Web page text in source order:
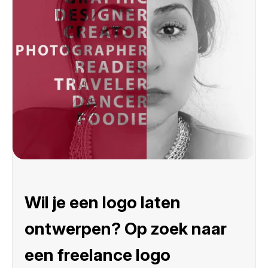
Wil je een logo laten
ontwerpen? Op zoek naar
een freelance logo